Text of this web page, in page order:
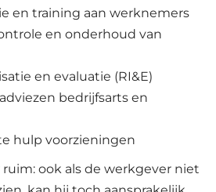
en training aan werknemers
en onderhoud van
en evaluatie (RI&E)
bedrijfsarts en
hulp voorzieningen
ook als de werkgever niet